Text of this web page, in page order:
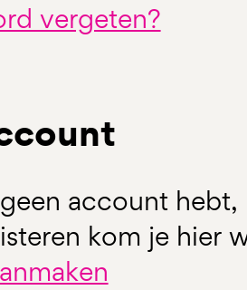
vergeten?
account hebt,
kom je hier